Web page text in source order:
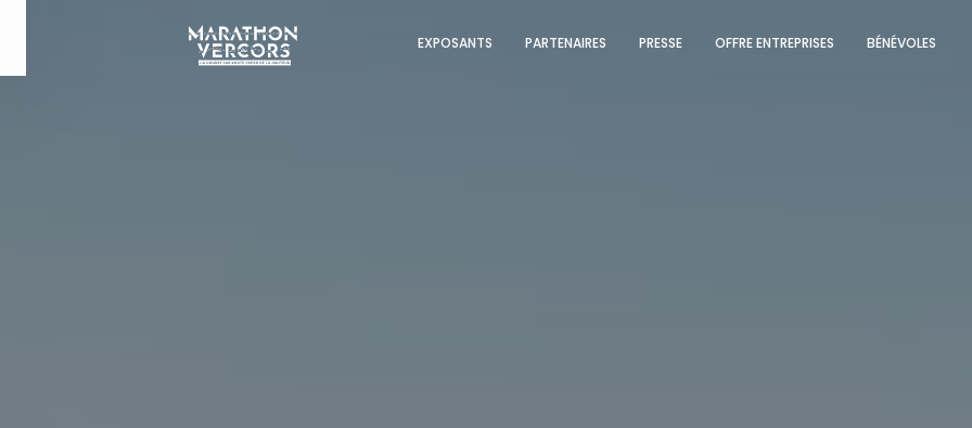
EXPOSANTS PARTENAIRES PRESSE OFFRE ENTREPRISES BÉNÉVOLES